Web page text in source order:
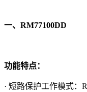
一、RM77100DD
功能特点：
· 短路保护工作模式：